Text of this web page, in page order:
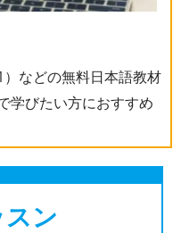
などの無料日本語教材
学びたい方におすすめ
ン